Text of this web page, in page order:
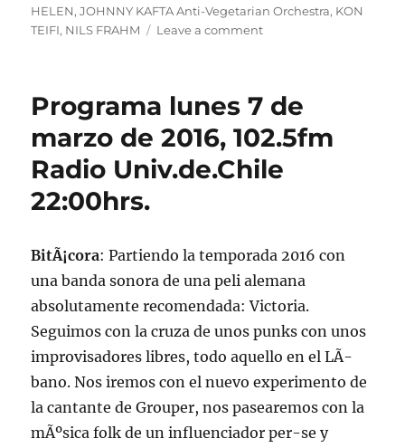
on
HELEN,JOHNNY KAFTA Anti-Vegetarian Orchestra, KON
TEIFI, NILS FRAHM Leave a commenton
emisiÃ³n
lunes
7
de
Programa lunes 7 de
marzo de 2016, 102.5fm
Radio Univ.de.Chile
22:00hrs.
BitÃ¡cora: Partiendo la temporada 2016 con
una banda sonora de una peli alemana
absolutamente recomendada: Victoria.
Seguimos con la cruza de unos punks con unos
improvisadores libres, todo aquello en el LÃ­
bano. Nos iremos con el nuevo experimento de
la cantante de Grouper, nos pasearemos con la
mÃºsica folk de un influenciador per-se y